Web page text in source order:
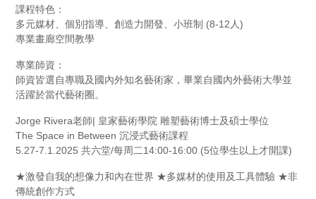
課程特色：
多元媒材、個別指導、創造力開發、小班制 (8-12人)
專業畫廊空間教學
專業師資：
師資皆選自專職及國內外知名藝術家，畢業自國內外藝術大學並
活躍於當代藝術圈。
Jorge Rivera老師| 皇家藝術學院 雕塑藝術博士及碩士學位
The Space in Between 沉浸式藝術課程
5.27-7.1.2025 共六堂/每周二14:00-16:00 (5位學生以上才開課)
★激發自我的想像力和內在世界 ★多媒材的使用及工具體驗 ★非
傳統創作方式